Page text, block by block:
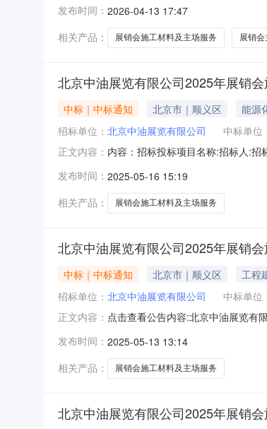
1.招标条件本招标项目展销会主场
发布时间： 2026-04-13 17:47
相关产品：
展销会施工材料及主场服务 展销
北京中油展览有限公司2025年展销
中标｜中标通知 北京市｜顺义区 能源
招标单位： 北京中油展览有限公司 中标单位
正文内容： 内容：招标投标项目名称:招标人:
发布时间： 2025-05-16 15:19
相关产品：
展销会施工材料及主场服务
北京中油展览有限公司2025年展销
中标｜中标通知 北京市｜顺义区 工程
招标单位： 北京中油展览有限公司 中标单位
正文内容： 点击查看公告内容:北京中油展览有
发布时间： 2025-05-13 13:14
相关产品：
展销会施工材料及主场服务
北京中油展览有限公司2025年展销